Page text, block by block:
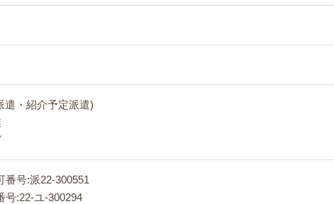
遣・紹介予定派遣)
番号:派22-300551
号:22-ユ-300294